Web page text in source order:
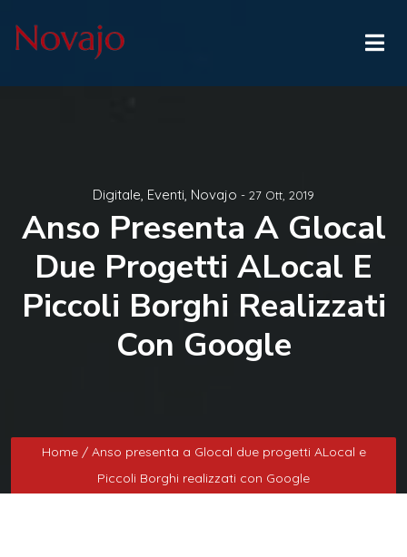
Digitale, Eventi, Novajo - 27 Ott, 2019
Anso Presenta A Glocal
Due Progetti ALocal E
Piccoli Borghi Realizzati
Con Google
Home / Anso presenta a Glocal due progetti ALocal e
Piccoli Borghi realizzati con Google